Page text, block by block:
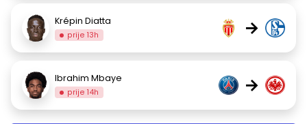
Krépin Diatta
prije 13h →
Ibrahim Mbaye
prije 14h →